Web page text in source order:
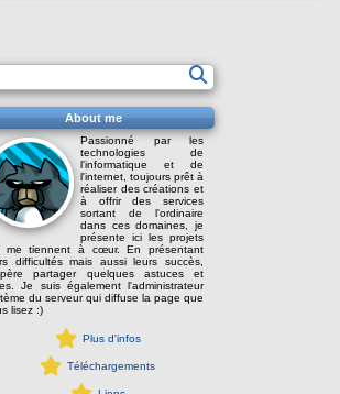
About me
Passionné par les
technologies de
l'informatique et de
l'internet, toujours prêt à
réaliser des créations et
à offrir des services
sortant de l'ordinaire
dans ces domaines, je
présente ici les projets
me tiennent à cœur. En présentant
difficultés mais aussi leurs succès,
partager quelques astuces et
Je suis également l'administrateur
du serveur qui diffuse la page que
lisez :)
Plus d'infos
Téléchargements